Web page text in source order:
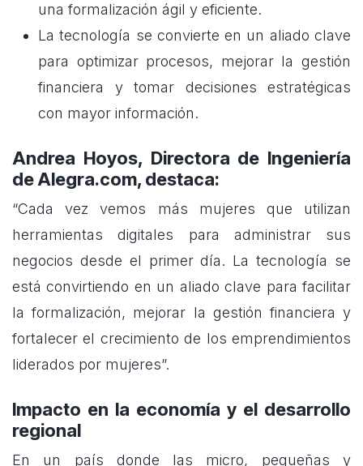
una formalización ágil y eficiente.
La tecnología se convierte en un aliado clave
para optimizar procesos, mejorar la gestión
financiera y tomar decisiones estratégicas
con mayor información.
Andrea Hoyos, Directora de Ingeniería
de Alegra.com, destaca:
“Cada vez vemos más mujeres que utilizan
herramientas digitales para administrar sus
negocios desde el primer día. La tecnología se
está convirtiendo en un aliado clave para facilitar
la formalización, mejorar la gestión financiera y
fortalecer el crecimiento de los emprendimientos
liderados por mujeres”.
Impacto en la economía y el desarrollo
regional
En un país donde las micro, pequeñas y